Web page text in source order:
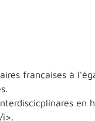
françaises à
en